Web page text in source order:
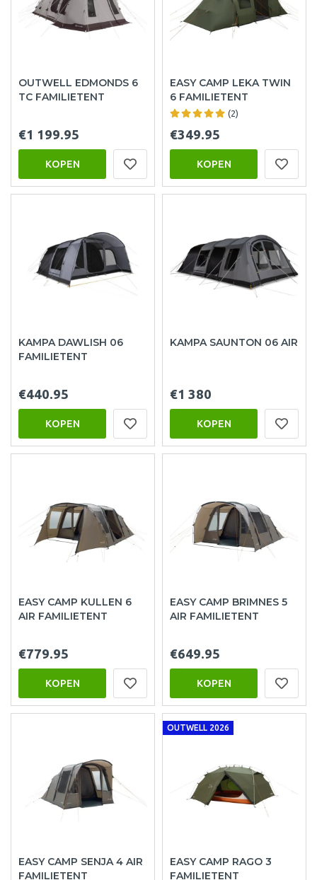
OUTWELL EDMONDS 6
TC FAMILIETENT
€1 199.95
KOPEN
EASY CAMP LEKA TWIN
6 FAMILIETENT
(2)
€349.95
KOPEN
KAMPA DAWLISH 06
FAMILIETENT
€440.95
KOPEN
KAMPA SAUNTON 06 AIR
€1 380
KOPEN
EASY CAMP KULLEN 6
AIR FAMILIETENT
€779.95
KOPEN
EASY CAMP BRIMNES 5
AIR FAMILIETENT
€649.95
KOPEN
EASY CAMP SENJA 4 AIR
FAMILIETENT
OUTWELL 2026
EASY CAMP RAGO 3
FAMILIETENT